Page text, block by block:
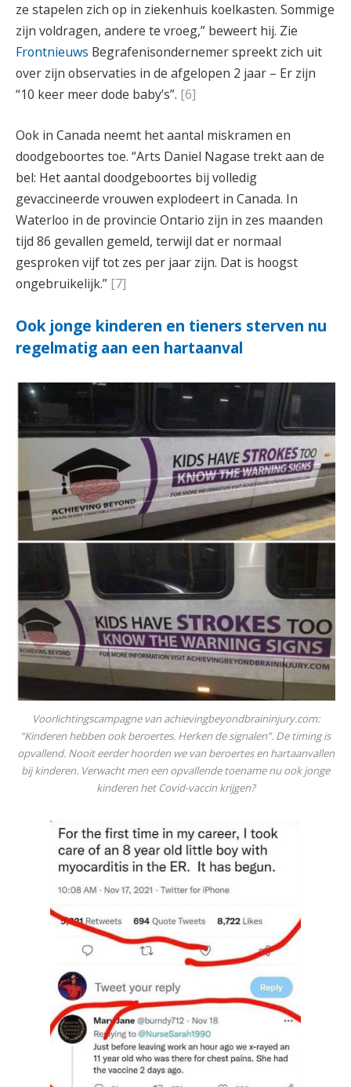
ze stapelen zich op in ziekenhuis koelkasten. Sommige
zijn voldragen, andere te vroeg,” beweert hij. Zie
Frontnieuws Begrafenisondernemer spreekt zich uit
over zijn observaties in de afgelopen 2 jaar – Er zijn
“10 keer meer dode baby’s”. [6]
Ook in Canada neemt het aantal miskramen en
doodgeboortes toe. “Arts Daniel Nagase trekt aan de
bel: Het aantal doodgeboortes bij volledig
gevaccineerde vrouwen explodeert in Canada. In
Waterloo in de provincie Ontario zijn in zes maanden
tijd 86 gevallen gemeld, terwijl dat er normaal
gesproken vijf tot zes per jaar zijn. Dat is hoogst
ongebruikelijk.” [7]
Ook jonge kinderen en tieners sterven nu
regelmatig aan een hartaanval
Voorlichtingscampagne van achievingbeyondbraininjury.com:
“Kinderen hebben ook beroertes. Herken de signalen”. De timing is
opvallend. Nooit eerder hoorden we van beroertes en hartaanvallen
bij kinderen. Verwacht men een opvallende toename nu ook jonge
kinderen het Covid-vaccin krijgen?